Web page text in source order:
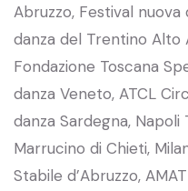
Abruzzo, Festival nuova
danza del Trentino Alto
Fondazione Toscana
danza Veneto, ATCL
danza Sardegna,
Marrucino di Chieti,
Stabile d’Abruzzo,